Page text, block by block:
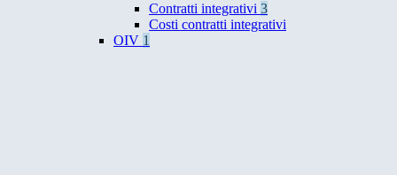
Contratti integrativi 3
Costi contratti integrativi
OIV 1